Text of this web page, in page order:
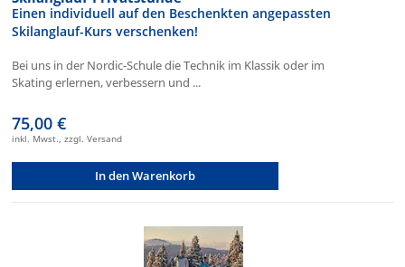
Einen individuell auf den Beschenkten angepassten
Skilanglauf-Kurs verschenken!
Bei uns in der Nordic-Schule die Technik im Klassik oder im
Skating erlernen, verbessern und ...
75,00 €
inkl. Mwst., zzgl. Versand
In den Warenkorb